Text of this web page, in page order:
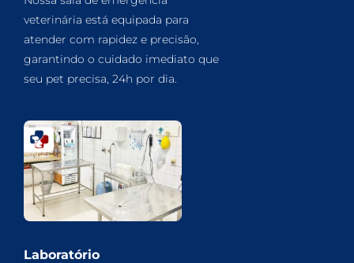
veterinária está equipada para
atender com rapidez e precisão,
garantindo o cuidado imediato que
seu pet precisa, 24h por dia.
Laboratório